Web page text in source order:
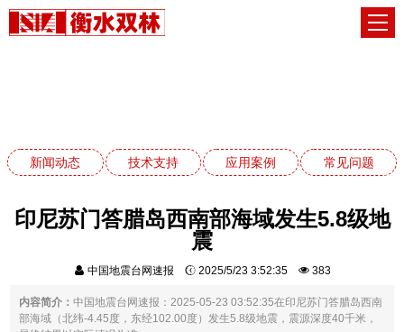
新闻动态 技术支持 应用案例 常见问题
印尼苏门答腊岛西南部海域发生5.8级地
震
中国地震台网速报 2025/5/23 3:52:35 383
内容简介：中国地震台网速报：2025-05-23 03:52:35在印尼苏门答腊岛西南
部海域（北纬-4.45度，东经102.00度）发生5.8级地震，震源深度40千米，